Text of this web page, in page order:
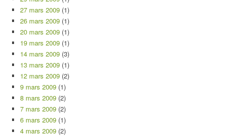
27 mars 2009 (1)
26 mars 2009 (1)
20 mars 2009 (1)
19 mars 2009 (1)
14 mars 2009 (3)
13 mars 2009 (1)
12 mars 2009 (2)
9 mars 2009 (1)
8 mars 2009 (2)
7 mars 2009 (2)
6 mars 2009 (1)
4 mars 2009 (2)